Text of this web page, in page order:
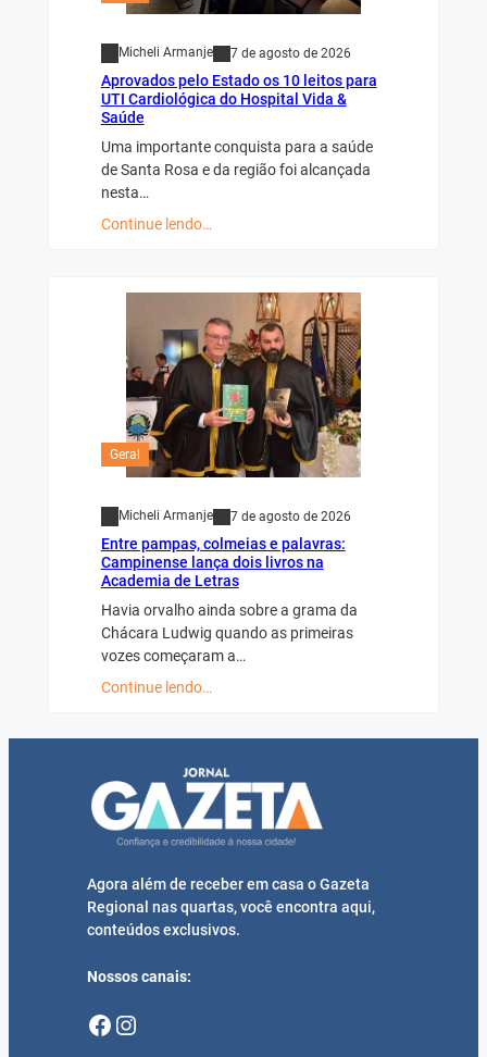
Micheli Armanje 7 de agosto de 2026
Aprovados pelo Estado os 10 leitos para
UTI Cardiológica do Hospital Vida &
Saúde
Uma importante conquista para a saúde
de Santa Rosa e da região foi alcançada
nesta…
Continue lendo…
Geral
Micheli Armanje 7 de agosto de 2026
Entre pampas, colmeias e palavras:
Campinense lança dois livros na
Academia de Letras
Havia orvalho ainda sobre a grama da
Chácara Ludwig quando as primeiras
vozes começaram a…
Continue lendo…
Agora além de receber em casa o Gazeta
Regional nas quartas, você encontra aqui,
conteúdos exclusivos.
Nossos canais:
Facebook Instagram